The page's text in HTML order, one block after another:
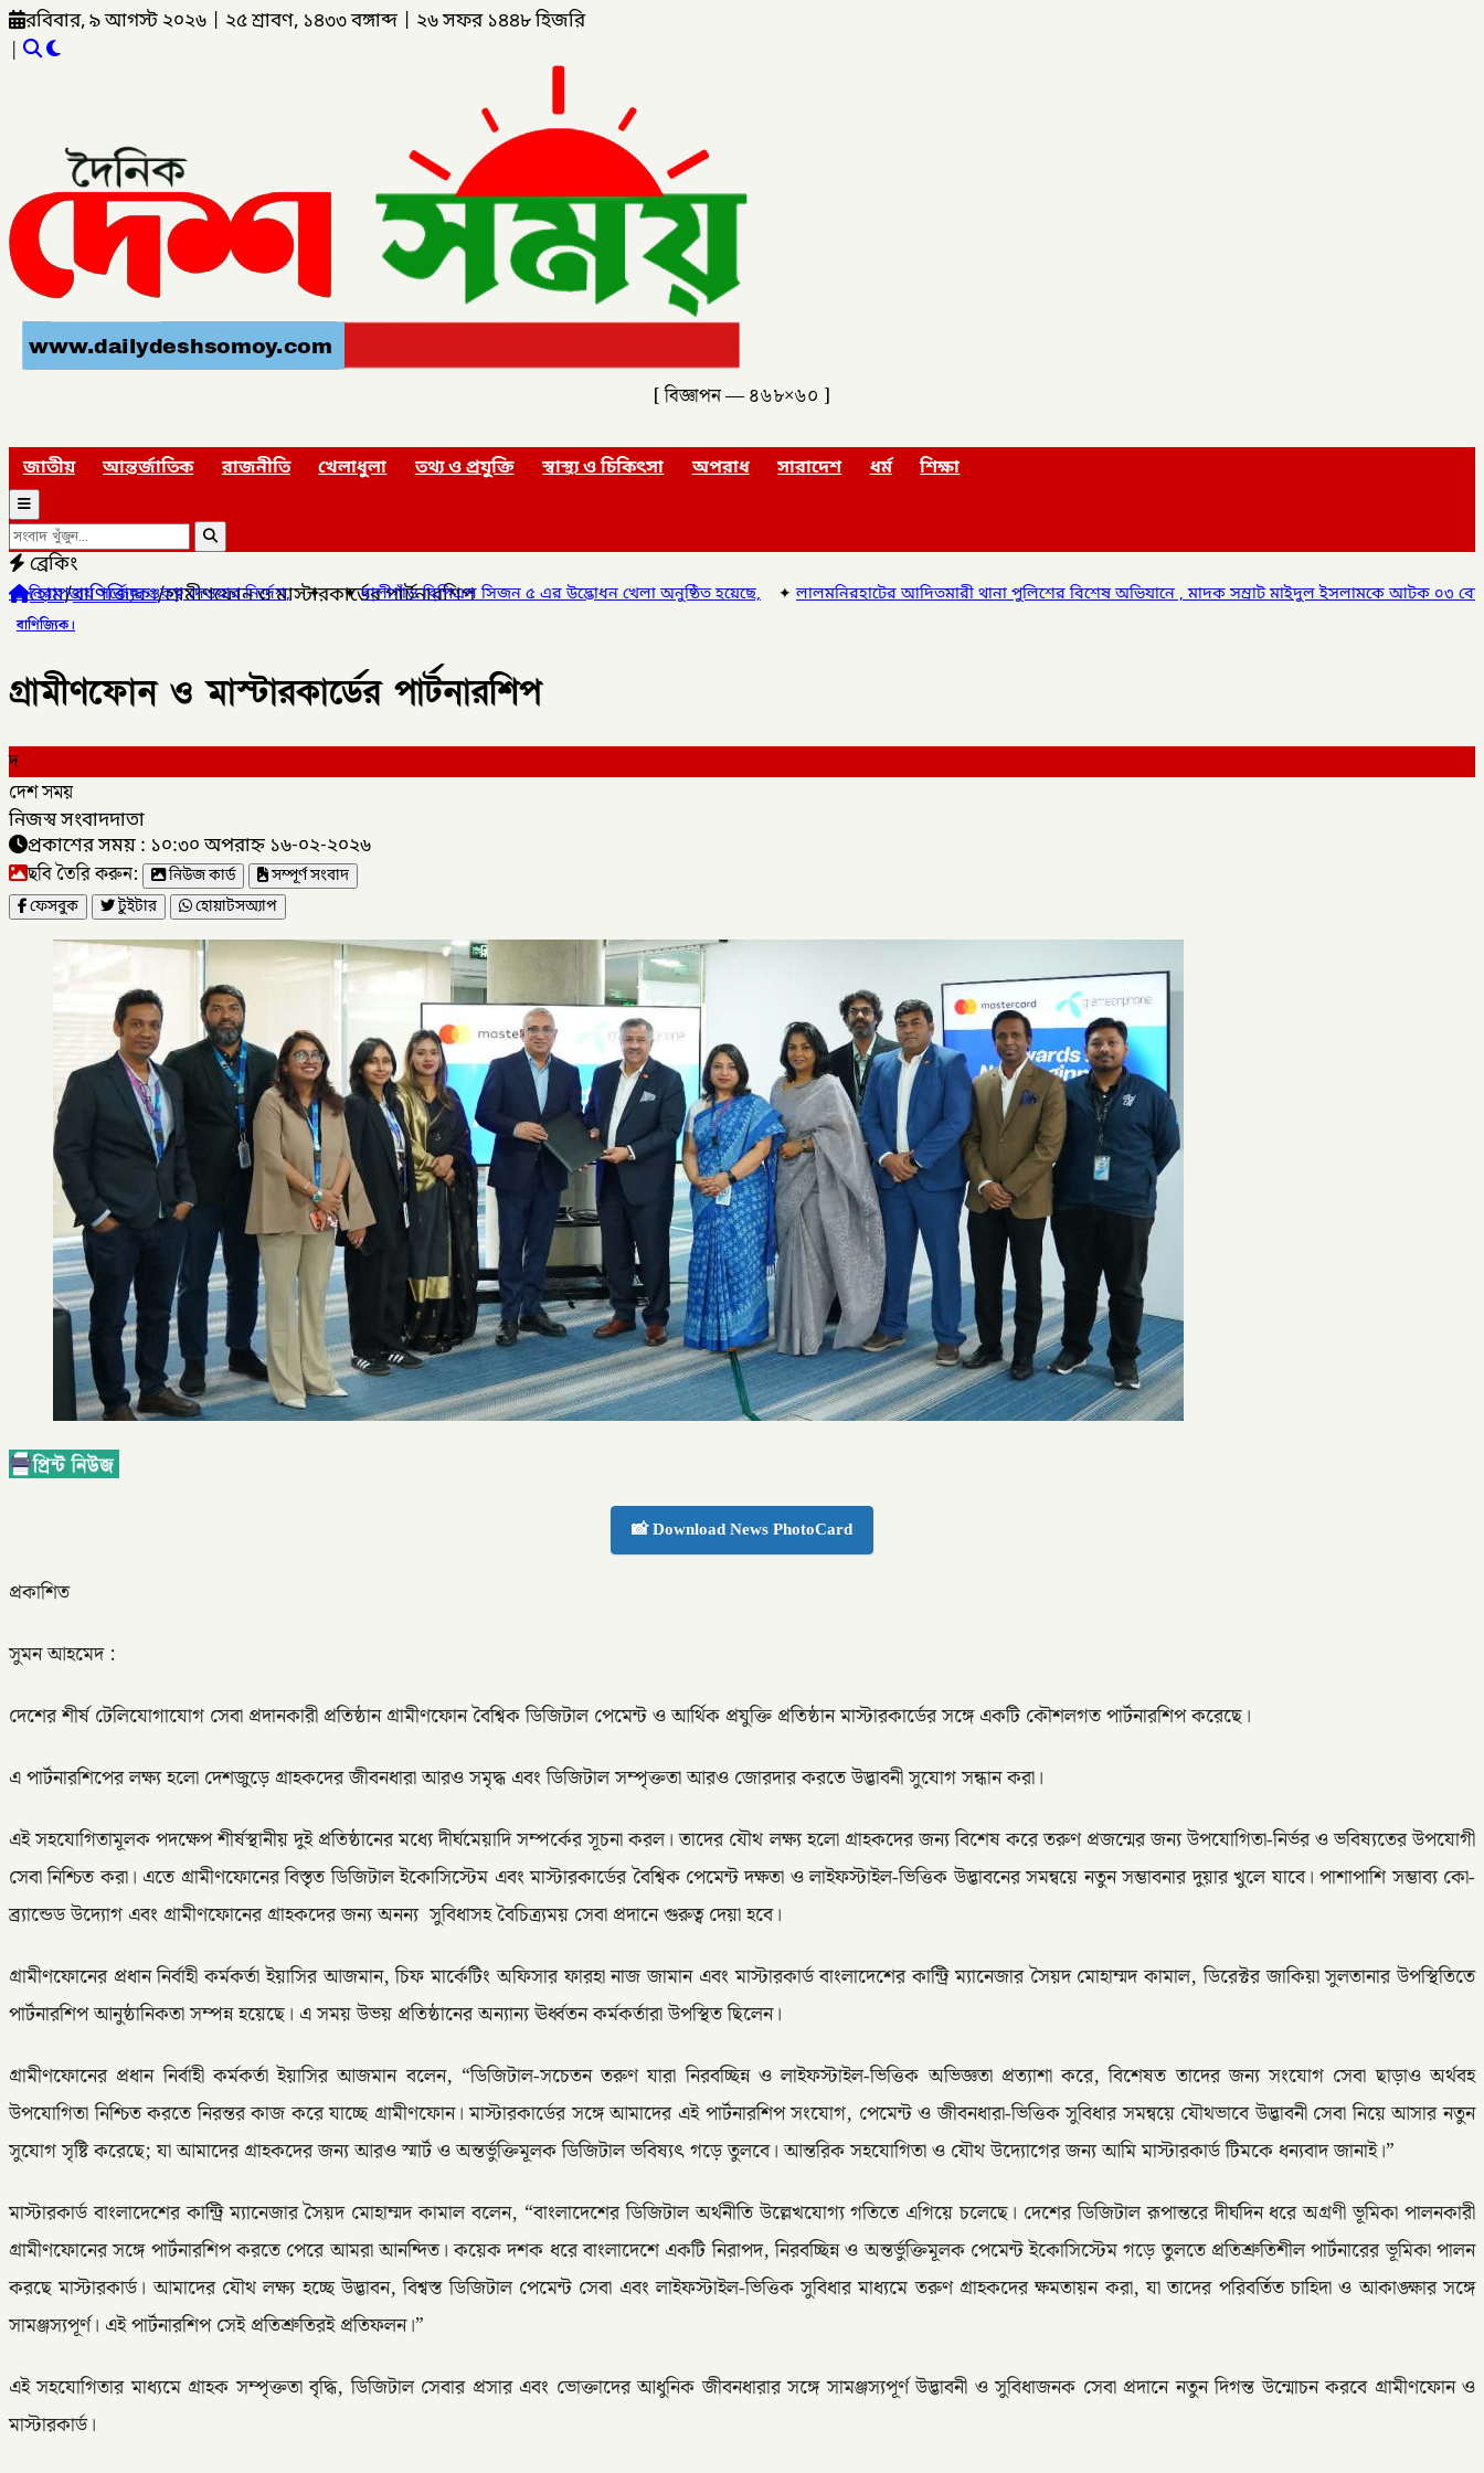
রবিবার, ৯ আগস্ট ২০২৬ ২৫ শ্রাবণ, ১৪৩৩ বঙ্গাব্দ ২৬ সফর ১৪৪৮ হিজরি
|
[ বিজ্ঞাপন — ৪৬৮×৬০ ]
জাতীয় আন্তর্জাতিক রাজনীতি খেলাধুলা তথ্য ও প্রযুক্তি স্বাস্থ্য ও চিকিৎসা অপরাধ সারাদেশ ধর্ম শিক্ষা
ব্রেকিং
নির্দেশ,✦✦বালীগাঁও বিপিএল সিজন ৫ এর উদ্ভোধন খেলা অনুষ্ঠিত হয়েছে,✦লালমনিরহাটের আদিতমারী থানা পুলিশের বিশেষ অভিযানে , মাদক সম্রাট মাইদুল ইসলামকে আটক ০৩ বোতল স্কাফ সিরাপ উদ্ধার,✦
হোম/বাণিজ্যিক।/গ্রামীণফোন ও মাস্টারকার্ডের পার্টনারশিপ
বাণিজ্যিক।
গ্রামীণফোন ও মাস্টারকার্ডের পার্টনারশিপ
দ
দেশ সময়
নিজস্ব সংবাদদাতা
প্রকাশের সময় : ১০:৩০ অপরাহ্ন ১৬-০২-২০২৬
ছবি তৈরি করুন: নিউজ কার্ড
সম্পূর্ণ সংবাদ
ফেসবুক
টুইটার হোয়াটসঅ্যাপ
📸 Download News PhotoCard
প্রকাশিত
সুমন আহমেদ :
দেশের শীর্ষ টেলিযোগাযোগ সেবা প্রদানকারী প্রতিষ্ঠান গ্রামীণফোন বৈশ্বিক ডিজিটাল পেমেন্ট ও আর্থিক প্রযুক্তি প্রতিষ্ঠান মাস্টারকার্ডের সঙ্গে একটি কৌশলগত পার্টনারশিপ করেছে।
এ পার্টনারশিপের লক্ষ্য হলো দেশজুড়ে গ্রাহকদের জীবনধারা আরও সমৃদ্ধ এবং ডিজিটাল সম্পৃক্ততা আরও জোরদার করতে উদ্ভাবনী সুযোগ সন্ধান করা।
এই সহযোগিতামূলক পদক্ষেপ শীর্ষস্থানীয় দুই প্রতিষ্ঠানের মধ্যে দীর্ঘমেয়াদি সম্পর্কের সূচনা করল। তাদের যৌথ লক্ষ্য হলো গ্রাহকদের জন্য বিশেষ করে তরুণ প্রজন্মের জন্য উপযোগিতা-নির্ভর ও ভবিষ্যতের উপযোগী
সেবা নিশ্চিত করা। এতে গ্রামীণফোনের বিস্তৃত ডিজিটাল ইকোসিস্টেম এবং মাস্টারকার্ডের বৈশ্বিক পেমেন্ট দক্ষতা ও লাইফস্টাইল-ভিত্তিক উদ্ভাবনের সমন্বয়ে নতুন সম্ভাবনার দুয়ার খুলে যাবে। পাশাপাশি সম্ভাব্য কো-
ব্র্যান্ডেড উদ্যোগ এবং গ্রামীণফোনের গ্রাহকদের জন্য অনন্য সুবিধাসহ বৈচিত্র্যময় সেবা প্রদানে গুরুত্ব দেয়া হবে।
গ্রামীণফোনের প্রধান নির্বাহী কর্মকর্তা ইয়াসির আজমান, চিফ মার্কেটিং অফিসার ফারহা নাজ জামান এবং মাস্টারকার্ড বাংলাদেশের কান্ট্রি ম্যানেজার সৈয়দ মোহাম্মদ কামাল, ডিরেক্টর জাকিয়া সুলতানার উপস্থিতিতে
পার্টনারশিপ আনুষ্ঠানিকতা সম্পন্ন হয়েছে। এ সময় উভয় প্রতিষ্ঠানের অন্যান্য ঊর্ধ্বতন কর্মকর্তারা উপস্থিত ছিলেন।
গ্রামীণফোনের প্রধান নির্বাহী কর্মকর্তা ইয়াসির আজমান বলেন, “ডিজিটাল-সচেতন তরুণ যারা নিরবচ্ছিন্ন ও লাইফস্টাইল-ভিত্তিক অভিজ্ঞতা প্রত্যাশা করে, বিশেষত তাদের জন্য সংযোগ সেবা ছাড়াও অর্থবহ
উপযোগিতা নিশ্চিত করতে নিরন্তর কাজ করে যাচ্ছে গ্রামীণফোন। মাস্টারকার্ডের সঙ্গে আমাদের এই পার্টনারশিপ সংযোগ, পেমেন্ট ও জীবনধারা-ভিত্তিক সুবিধার সমন্বয়ে যৌথভাবে উদ্ভাবনী সেবা নিয়ে আসার নতুন
সুযোগ সৃষ্টি করেছে; যা আমাদের গ্রাহকদের জন্য আরও স্মার্ট ও অন্তর্ভুক্তিমূলক ডিজিটাল ভবিষ্যৎ গড়ে তুলবে। আন্তরিক সহযোগিতা ও যৌথ উদ্যোগের জন্য আমি মাস্টারকার্ড টিমকে ধন্যবাদ জানাই।”
মাস্টারকার্ড বাংলাদেশের কান্ট্রি ম্যানেজার সৈয়দ মোহাম্মদ কামাল বলেন, “বাংলাদেশের ডিজিটাল অর্থনীতি উল্লেখযোগ্য গতিতে এগিয়ে চলেছে। দেশের ডিজিটাল রূপান্তরে দীর্ঘদিন ধরে অগ্রণী ভূমিকা পালনকারী
গ্রামীণফোনের সঙ্গে পার্টনারশিপ করতে পেরে আমরা আনন্দিত। কয়েক দশক ধরে বাংলাদেশে একটি নিরাপদ, নিরবচ্ছিন্ন ও অন্তর্ভুক্তিমূলক পেমেন্ট ইকোসিস্টেম গড়ে তুলতে প্রতিশ্রুতিশীল পার্টনারের ভূমিকা পালন
করছে মাস্টারকার্ড। আমাদের যৌথ লক্ষ্য হচ্ছে উদ্ভাবন, বিশ্বস্ত ডিজিটাল পেমেন্ট সেবা এবং লাইফস্টাইল-ভিত্তিক সুবিধার মাধ্যমে তরুণ গ্রাহকদের ক্ষমতায়ন করা, যা তাদের পরিবর্তিত চাহিদা ও আকাঙ্ক্ষার সঙ্গে
সামঞ্জস্যপূর্ণ। এই পার্টনারশিপ সেই প্রতিশ্রুতিরই প্রতিফলন।”
এই সহযোগিতার মাধ্যমে গ্রাহক সম্পৃক্ততা বৃদ্ধি, ডিজিটাল সেবার প্রসার এবং ভোক্তাদের আধুনিক জীবনধারার সঙ্গে সামঞ্জস্যপূর্ণ উদ্ভাবনী ও সুবিধাজনক সেবা প্রদানে নতুন দিগন্ত উন্মোচন করবে গ্রামীণফোন ও
মাস্টারকার্ড।